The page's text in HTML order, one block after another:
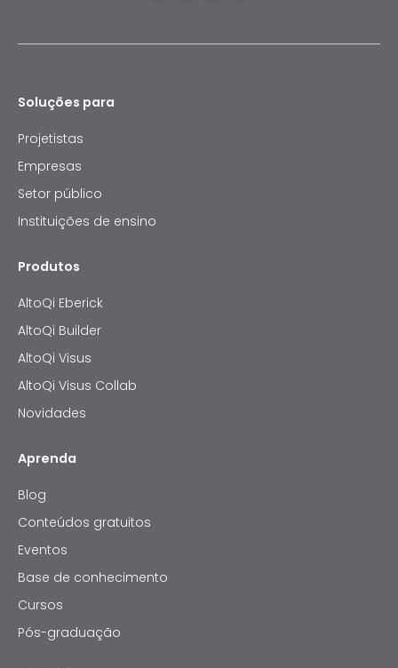
Soluções para
Projetistas
Empresas
Setor público
Instituições de ensino
Produtos
AltoQi Eberick
AltoQi Builder
AltoQi Visus
AltoQi Visus Collab
Novidades
Aprenda
Blog
Conteúdos gratuitos
Eventos
Base de conhecimento
Cursos
Pós-graduação